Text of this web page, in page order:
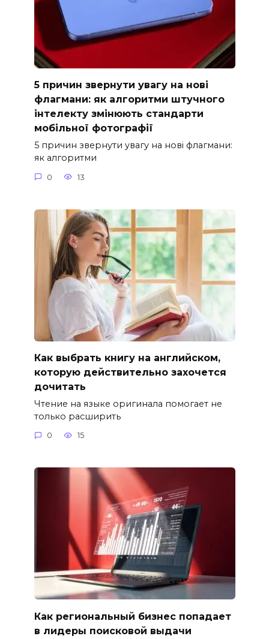
5 причин звернути увагу на нові
флагмани: як алгоритми штучного
інтелекту змінюють стандарти
мобільної фотографії
5 причин звернути увагу на нові флагмани:
як алгоритми
0 13
Как выбрать книгу на английском,
которую действительно захочется
дочитать
Чтение на языке оригинала помогает не
только расширить
0 15
Как региональный бизнес попадает
в лидеры поисковой выдачи